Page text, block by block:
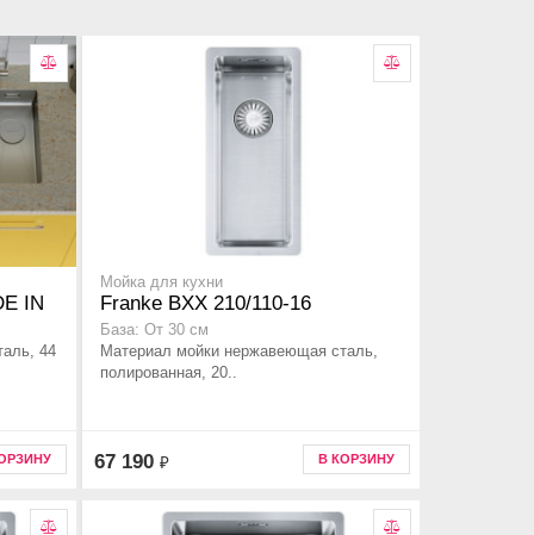
IN
44
Мойка для кухни
Franke BXX 210/110-16
База: От 30 см
Материал мойки нержавеющая сталь,
полированная, 20..
67 190 ₽ В КОРЗИНУ